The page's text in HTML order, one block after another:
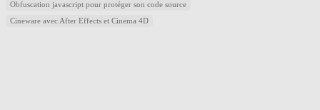
Obfuscation javascript pour protéger son code source
Cineware avec After Effects et Cinema 4D